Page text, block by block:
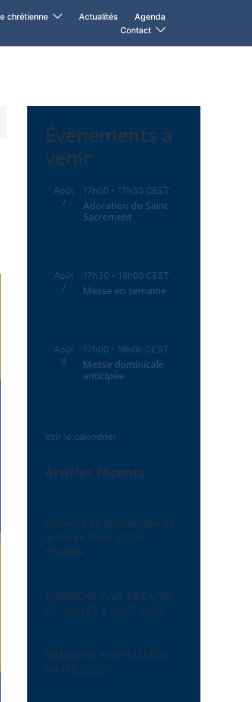
chrétienne Actualités
Agenda
Contact
Évènements à
venir
Août
7
17h00 - 17h30 CEST
Adoration du Saint
Sacrement
Août
7
17h30 - 18h00 CEST
Messe en semaine
Août
8
17h00 - 18h00 CEST
Messe dominicale
anticipée
Voir le calendrier
Articles récents
Solennité de l’Assomption de
la Vierge Marie 2026 –
Horaires
DIMANCHE PLUS DES MOIS
DE JUILLET & AOUT 2026
DIMANCHE PLUS DU MOIS
D’AVRIL 2026